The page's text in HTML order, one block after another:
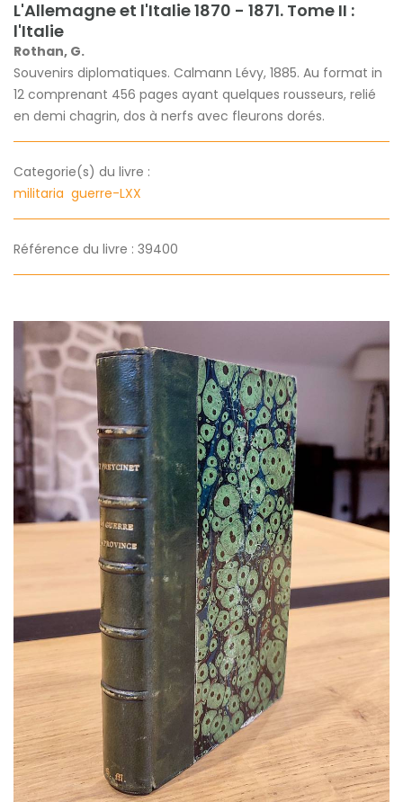
L'Allemagne et l'Italie 1870 - 1871. Tome II :
l'Italie
Rothan, G.
Souvenirs diplomatiques. Calmann Lévy, 1885. Au format in
12 comprenant 456 pages ayant quelques rousseurs, relié
en demi chagrin, dos à nerfs avec fleurons dorés.
Categorie(s) du livre :
militaria guerre-LXX
Référence du livre : 39400